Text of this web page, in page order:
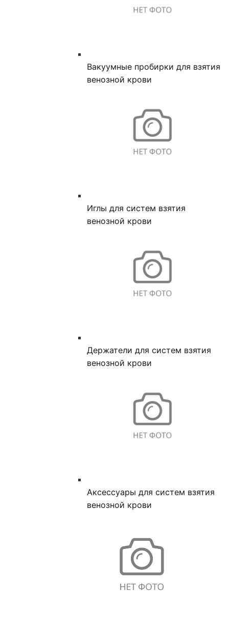
Вакуумные пробирки для взятия
венозной крови
Иглы для систем взятия
венозной крови
Держатели для систем взятия
венозной крови
Аксессуары для систем взятия
венозной крови